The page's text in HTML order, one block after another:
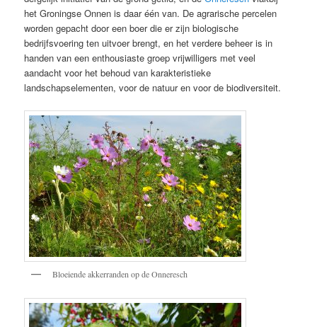
het Groningse Onnen is daar één van. De agrarische percelen
worden gepacht door een boer die er zijn biologische
bedrijfsvoering ten uitvoer brengt, en het verdere beheer is in
handen van een enthousiaste groep vrijwilligers met veel
aandacht voor het behoud van karakteristieke
landschapselementen, voor de natuur en voor de biodiversiteit.
Bloeiende akkerranden op de Onneresch